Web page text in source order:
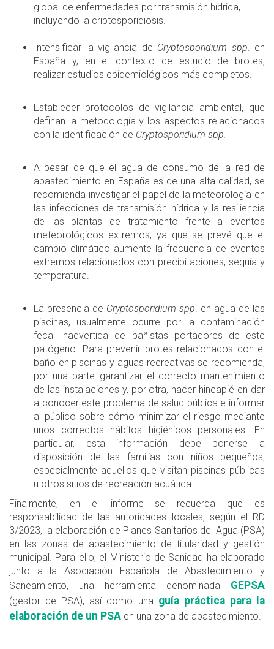
global de enfermedades por transmisión hídrica,
incluyendo la criptosporidiosis.
Intensificar la vigilancia de Cryptosporidium spp. en
España y, en el contexto de estudio de brotes,
realizar estudios epidemiológicos más completos.
Establecer protocolos de vigilancia ambiental, que
definan la metodología y los aspectos relacionados
con la identificación de Cryptosporidium spp.
A pesar de que el agua de consumo de la red de
abastecimiento en España es de una alta calidad, se
recomienda investigar el papel de la meteorología en
las infecciones de transmisión hídrica y la resiliencia
de las plantas de tratamiento frente a eventos
meteorológicos extremos, ya que se prevé que el
cambio climático aumente la frecuencia de eventos
extremos relacionados con precipitaciones, sequía y
temperatura.
La presencia de Cryptosporidium spp. en agua de las
piscinas, usualmente ocurre por la contaminación
fecal inadvertida de bañistas portadores de este
patógeno. Para prevenir brotes relacionados con el
baño en piscinas y aguas recreativas se recomienda,
por una parte garantizar el correcto mantenimiento
de las instalaciones y, por otra, hacer hincapié en dar
a conocer este problema de salud pública e informar
al público sobre cómo minimizar el riesgo mediante
unos correctos hábitos higiénicos personales. En
particular, esta información debe ponerse a
disposición de las familias con niños pequeños,
especialmente aquellos que visitan piscinas públicas
u otros sitios de recreación acuática.
Finalmente, en el informe se recuerda que es
responsabilidad de las autoridades locales, según el RD
3/2023, la elaboración de Planes Sanitarios del Agua (PSA)
en las zonas de abastecimiento de titularidad y gestión
municipal. Para ello, el Ministerio de Sanidad ha elaborado
junto a la Asociación Española de Abastecimiento y
Saneamiento, una herramienta denominada GEPSA
(gestor de PSA), así como una guía práctica para la
elaboración de un PSA en una zona de abastecimiento.